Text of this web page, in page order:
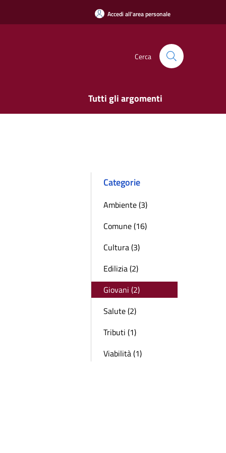
Accedi all'area personale
Cerca
Tutti gli argomenti
Categorie
Ambiente (3)
Comune (16)
Cultura (3)
Edilizia (2)
Giovani (2)
Salute (2)
Tributi (1)
Viabilità (1)